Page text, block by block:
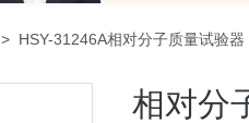
> HSY-31246A相对分子质量试验器
相对分